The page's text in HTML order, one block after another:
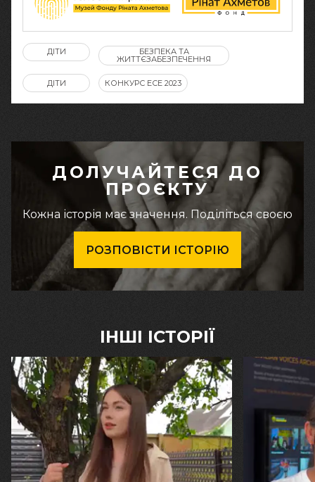
ДІТИ БЕЗПЕКА ТА
ЖИТТЄЗАБЕЗПЕЧЕННЯ
ДІТИ КОНКУРС ЕСЕ 2023
ДОЛУЧАЙТЕСЯ ДО
ПРОЄКТУ
Кожна історія має значення. Поділіться своєю
РОЗПОВІСТИ ІСТОРІЮ
ІНШІ ІСТОРІЇ